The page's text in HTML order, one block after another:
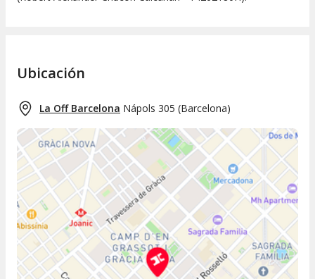
Ubicación
La Off Barcelona Nápols 305 (Barcelona)